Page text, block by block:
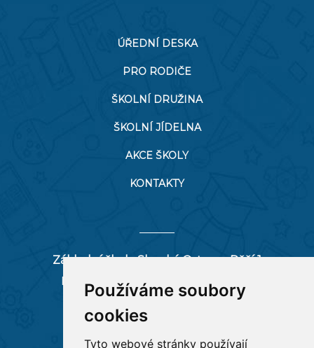
Používáme soubory
cookies
Tyto webové stránky používají
ÚŘEDNÍ DESKA
PRO RODIČE
ŠKOLNÍ DRUŽINA
ŠKOLNÍ JÍDELNA
AKCE ŠKOLY
KONTAKTY
Základní škola Slezská Ostrava, Pěší 1
Pěší 66/1, 712 00 Ostrava-Muglinov
tel:596 244 880